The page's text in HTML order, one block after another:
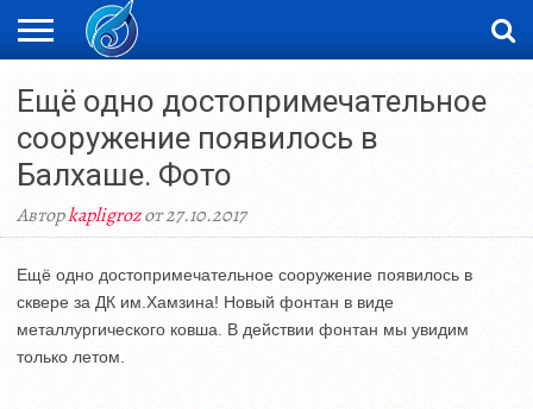
ЖАҢАЛЫҚТАР
НОВОСТИ
ВИДЕО
ФОТОРЕПОРТАЖИ
ОРКЕН
LIVETV
Ещё одно достопримечательное
сооружение появилось в
Балхаше. Фото
Авторkapligrozот 27.10.2017
Ещё одно достопримечательное сооружение появилось в
сквере за ДК им.Хамзина! Новый фонтан в виде
металлургического ковша. В действии фонтан мы увидим
только летом.